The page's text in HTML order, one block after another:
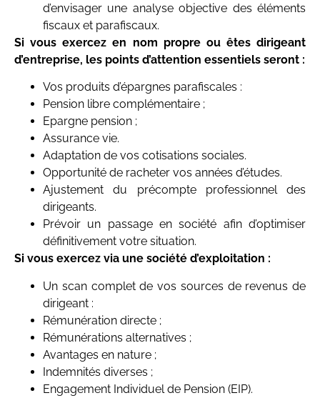
d’envisager une analyse objective des éléments
fiscaux et parafiscaux.
Si vous exercez en nom propre ou êtes dirigeant
d’entreprise, les points d’attention essentiels seront :
Vos produits d’épargnes parafiscales :
Pension libre complémentaire ;
Epargne pension ;
Assurance vie.
Adaptation de vos cotisations sociales.
Opportunité de racheter vos années d’études.
Ajustement du précompte professionnel des
dirigeants.
Prévoir un passage en société afin d’optimiser
définitivement votre situation.
Si vous exercez via une société d’exploitation :
Un scan complet de vos sources de revenus de
dirigeant :
Rémunération directe ;
Rémunérations alternatives ;
Avantages en nature ;
Indemnités diverses ;
Engagement Individuel de Pension (EIP).